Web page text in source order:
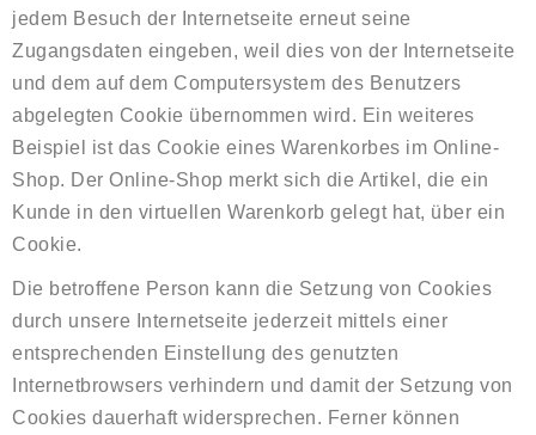
jedem Besuch der Internetseite erneut seine
Zugangsdaten eingeben, weil dies von der Internetseite
und dem auf dem Computersystem des Benutzers
abgelegten Cookie übernommen wird. Ein weiteres
Beispiel ist das Cookie eines Warenkorbes im Online-
Shop. Der Online-Shop merkt sich die Artikel, die ein
Kunde in den virtuellen Warenkorb gelegt hat, über ein
Cookie.
Die betroffene Person kann die Setzung von Cookies
durch unsere Internetseite jederzeit mittels einer
entsprechenden Einstellung des genutzten
Internetbrowsers verhindern und damit der Setzung von
Cookies dauerhaft widersprechen. Ferner können